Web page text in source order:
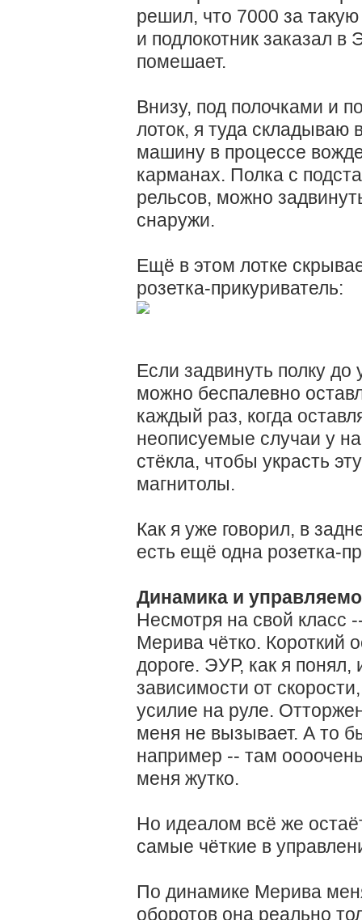
решил, что 7000 за
и подлокотник заказал
помешает.
Внизу, под полочками и
лоток, я туда складываю
машину в процессе
карманах. Полка с
рельсов, можно
снаружи.
Ещё в этом лотке
розетка-прикуриватель:
Если задвинуть полку
можно беспалевно
каждый раз, когда
неописуемые случаи у
стёкла, чтобы украсть
магнитолы.
Как я уже говорил, в
есть ещё одна розетка-
Динамика и
Несмотря на свой класс
Мерива чётко. Короткий
дороге. ЭУР, как я понял,
зависимости от
усилие на руле.
меня не вызывает. А то
например -- там
меня жутко.
Но идеалом всё же
самые чёткие в
По динамике Мерива
оборотов она реально